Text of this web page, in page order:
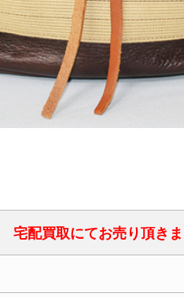
宅配買取にてお売り頂きま